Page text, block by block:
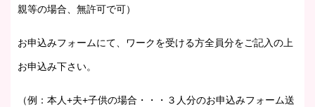
親等の場合、無許可で可）
お申込みフォームにて、ワークを受ける方全員分をご記入の上
お申込み下さい。
（例：本人+夫+子供の場合・・・３人分のお申込みフォーム送